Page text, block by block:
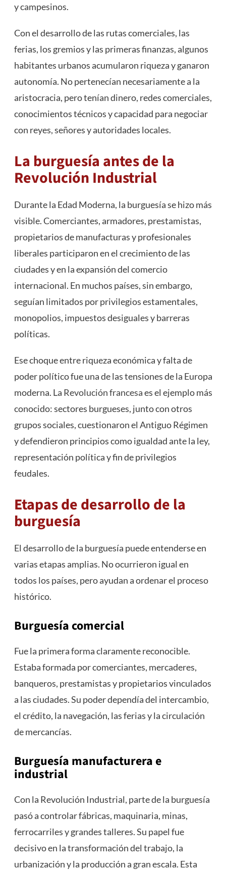
y campesinos.
Con el desarrollo de las rutas comerciales, las
ferias, los gremios y las primeras finanzas, algunos
habitantes urbanos acumularon riqueza y ganaron
autonomía. No pertenecían necesariamente a la
aristocracia, pero tenían dinero, redes comerciales,
conocimientos técnicos y capacidad para negociar
con reyes, señores y autoridades locales.
La burguesía antes de la
Revolución Industrial
Durante la Edad Moderna, la burguesía se hizo más
visible. Comerciantes, armadores, prestamistas,
propietarios de manufacturas y profesionales
liberales participaron en el crecimiento de las
ciudades y en la expansión del comercio
internacional. En muchos países, sin embargo,
seguían limitados por privilegios estamentales,
monopolios, impuestos desiguales y barreras
políticas.
Ese choque entre riqueza económica y falta de
poder político fue una de las tensiones de la Europa
moderna. La Revolución francesaes el ejemplo más
conocido: sectores burgueses, junto con otros
grupos sociales, cuestionaron el Antiguo Régimen
y defendieron principios como igualdad ante la ley,
representación política y fin de privilegios
feudales.
Etapas de desarrollo de la
burguesía
El desarrollo de la burguesía puede entenderse en
varias etapas amplias. No ocurrieron igual en
todos los países, pero ayudan a ordenar el proceso
histórico.
Burguesía comercial
Fue la primera forma claramente reconocible.
Estaba formada por comerciantes, mercaderes,
banqueros, prestamistas y propietarios vinculados
a las ciudades. Su poder dependía del intercambio,
el crédito, la navegación, las ferias y la circulación
de mercancías.
Burguesía manufacturera e
industrial
Con la Revolución Industrial, parte de la burguesía
pasó a controlar fábricas, maquinaria, minas,
ferrocarriles y grandes talleres. Su papel fue
decisivo en la transformación del trabajo, la
urbanización y la producción a gran escala. Esta